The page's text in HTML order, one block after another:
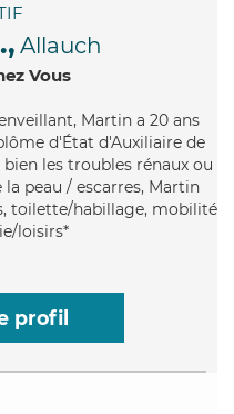
Allauch
Vous
Martin a 20 ans
d'État d'Auxiliaire de
les troubles rénaux ou
peau / escarres, Martin
toilette/habillage, mobilité
loisirs*
profil